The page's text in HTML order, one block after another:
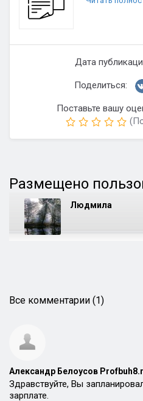
Дата
Поделиться:
Поставьте вашу
Размещено
Людмила
Все комментарии (1)
Александр Белоусов
Здравствуйте, Вы
зарплате.